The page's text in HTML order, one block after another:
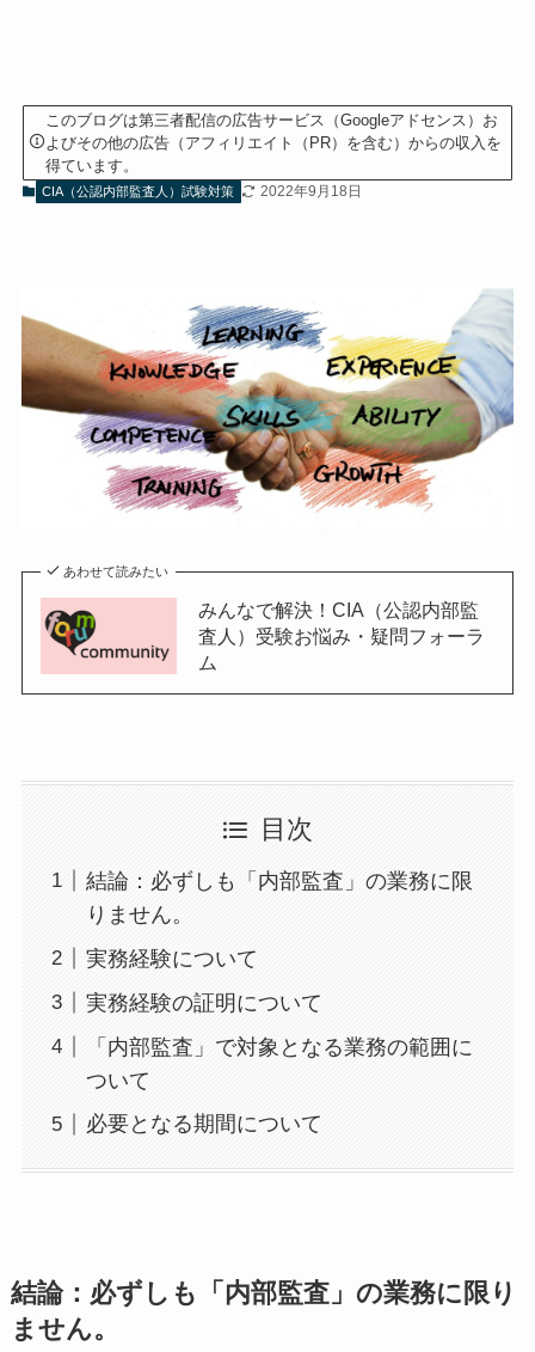
このブログは第三者配信の広告サービス（Googleアドセンス）お
よびその他の広告（アフィリエイト（PR）を含む）からの収入を
得ています。
CIA（公認内部監査人）試験対策 2022年9月18日
あわせて読みたい
みんなで解決！CIA（公認内部監
査人）受験お悩み・疑問フォーラ
ム
目次
結論：必ずしも「内部監査」の業務に限
りません。
実務経験について
実務経験の証明について
「内部監査」で対象となる業務の範囲に
ついて
必要となる期間について
結論：必ずしも「内部監査」の業務に限り
ません。